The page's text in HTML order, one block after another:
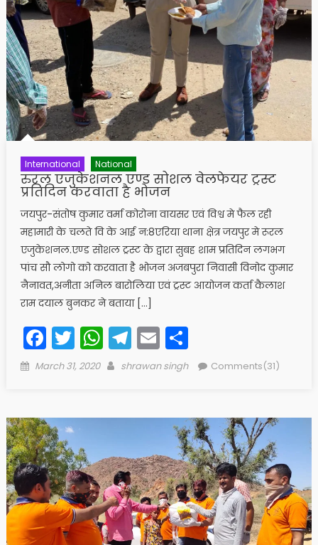
International National
रुरल एजुकेशनल एण्ड सोशल वेलफेयर ट्रस्ट
प्रतिदिन करवाता है भोजन
जयपुर-संतोष कुमार वर्मा कोरोना वायसर एवं विश्व मे फैल रही
महामारी के चलते वि के आई न:8एरिया थाना क्षेत्र जयपुर मे रूरल
एजुकेशनल.एण्ड सोशल ट्रस्ट के द्वारा सुबह शाम प्रतिदिन लगभग
पांच सौ लोगो को करवाता है भोजन अजबपुरा निवासी विनोद कुमार
नैनावत,अनीता अनिल बारोलिया एवं ट्रस्ट आयोजन कर्ता कैलाश
राम दयाल बुनकर ने बताया […]
Facebook
Twitter
WhatsApp
Telegram
EmailShare
Posted
March 31, 2020 Author
shrawan singh Comments(31)